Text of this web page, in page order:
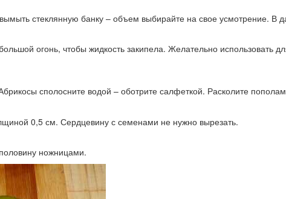
стеклянную банку – объем выбирайте на свое усмотрение. В
огонь, чтобы жидкость закипела. Желательно использовать
сполосните водой – оботрите салфеткой. Расколите
0,5 см. Сердцевину с семенами не нужно вырезать.
ножницами.